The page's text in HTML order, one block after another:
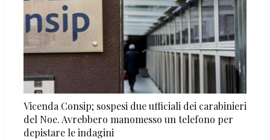
Vicenda Consip; sospesi due ufficiali dei carabinieri
del Noe. Avrebbero manomesso un telefono per
depistare le indagini